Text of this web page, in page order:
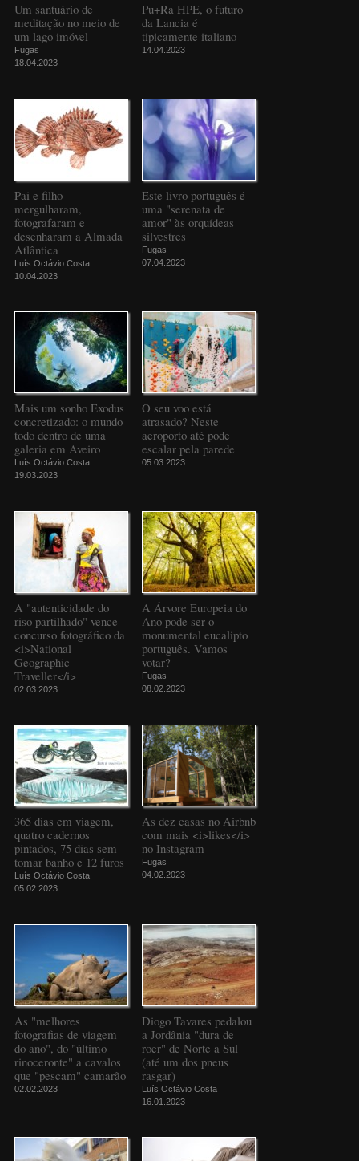
Um santuário de
meditação no meio de
um lago imóvel
Fugas
18.04.2023
Pu+Ra HPE, o futuro
da Lancia é
tipicamente italiano
14.04.2023
Pai e filho
mergulharam,
fotografaram e
desenharam a Almada
Atlântica
Luís Octávio Costa
10.04.2023
Este livro português é
uma "serenata de
amor" às orquídeas
silvestres
Fugas
07.04.2023
Mais um sonho Exodus
concretizado: o mundo
todo dentro de uma
galeria em Aveiro
Luís Octávio Costa
19.03.2023
O seu voo está
atrasado? Neste
aeroporto até pode
escalar pela parede
05.03.2023
A "autenticidade do
riso partilhado" vence
concurso fotográfico da
<i>National
Geographic
Traveller</i>
02.03.2023
A Árvore Europeia do
Ano pode ser o
monumental eucalipto
português. Vamos
votar?
Fugas
08.02.2023
365 dias em viagem,
quatro cadernos
pintados, 75 dias sem
tomar banho e 12 furos
Luís Octávio Costa
05.02.2023
As dez casas no Airbnb
com mais <i>likes</i>
no Instagram
Fugas
04.02.2023
As "melhores
fotografias de viagem
do ano", do "último
rinoceronte" a cavalos
que "pescam" camarão
02.02.2023
Diogo Tavares pedalou
a Jordânia "dura de
roer" de Norte a Sul
(até um dos pneus
rasgar)
Luís Octávio Costa
16.01.2023